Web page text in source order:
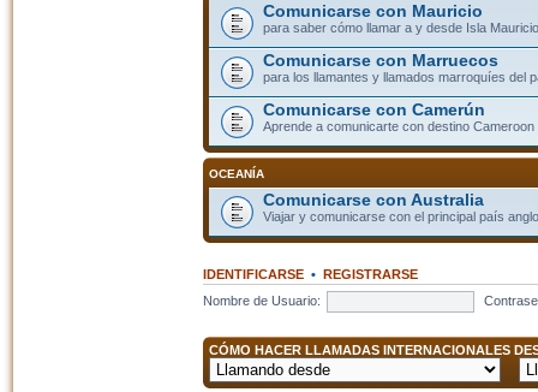
Comunicarse con Mauricio
para saber cómo llamar a y desde Isla
Comunicarse con Marruecos
para los llamantes y llamados marroquíes del
Comunicarse con Camerún
Aprende a comunicarte con destino Cameroon
OCEANÍA
Comunicarse con Australia
Viajar y comunicarse con el principal país
IDENTIFICARSE• REGISTRARSE
Nombre de Usuario:
CÓMO HACER LLAMADAS INTERNACIONALES